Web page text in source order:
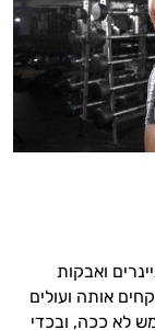
ואבקות
אותה ועולים
לא ככה, ובכדי